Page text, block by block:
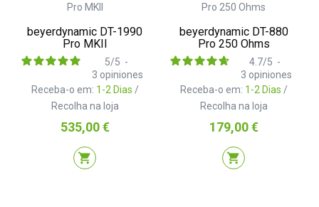
beyerdynamic DT-1990
Pro MKII
Receba-o em: 1-2 Dias /
Recolha na loja
5/5 -
3 opiniones
Preço
535,00 €
shopping_cart
beyerdynamic DT-880
Pro 250 Ohms
Receba-o em: 1-2 Dias /
Recolha na loja
4.7/5 -
3 opiniones
Preço
179,00 €
shopping_cart